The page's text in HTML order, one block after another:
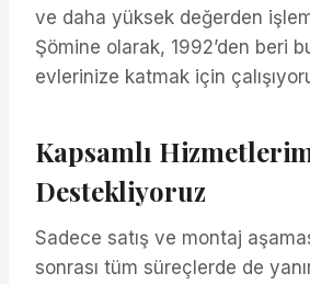
ve daha yüksek değerden
Şömine olarak, 1992’den beri
evlerinize katmak için
Kapsamlı
Destekliyoruz
Sadece satış ve montaj
sonrası tüm süreçlerde de